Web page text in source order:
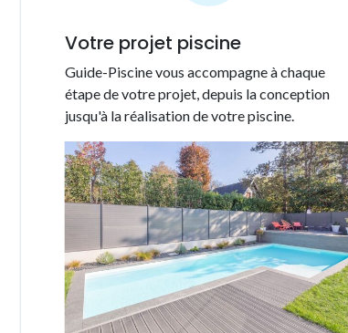
Votre projet piscine
Guide-Piscine vous accompagne à chaque
étape de votre projet, depuis la conception
jusqu'à la réalisation de votre piscine.